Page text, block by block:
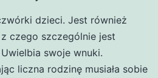
dzieci. Jest również
czego szczególnie jest
swoje wnuki.
liczna rodzinę musiała sobie